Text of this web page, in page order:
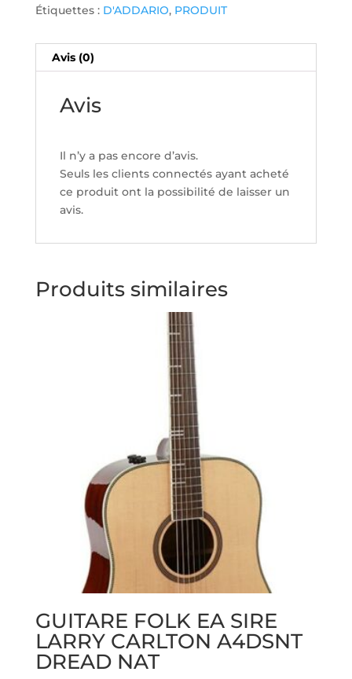
Étiquettes : D'ADDARIO, PRODUIT
Avis (0)
Avis
Il n’y a pas encore d’avis.
Seuls les clients connectés ayant acheté
ce produit ont la possibilité de laisser un
avis.
Produits similaires
GUITARE FOLK EA SIRE
LARRY CARLTON A4DSNT
DREAD NAT